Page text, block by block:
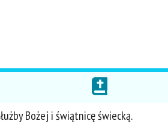
Bożej i świątnicę świecką.